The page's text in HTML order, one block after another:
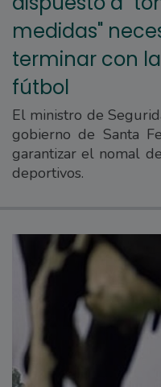
medidas"
terminar con
fútbol
El ministro de
gobierno de Santa
garantizar el nomal
deportivos.